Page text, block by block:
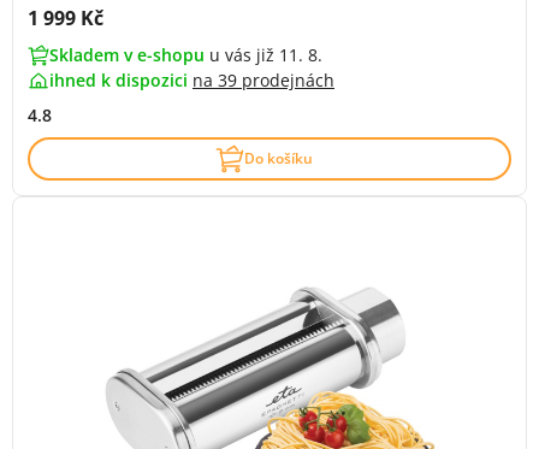
Cena s DPH:
1 999 Kč
Skladem v e-shopu u vás již 11. 8.
ihned k dispozici na 39 prodejnách
4.8
Do košíku